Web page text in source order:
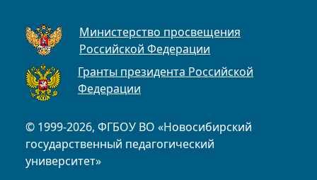
© 1999-2026, ФГБОУ ВО «Новосибирский
государственный педагогический
университет»
Министерство просвещения
Российской Федерации
Гранты президента Российской
Федерации